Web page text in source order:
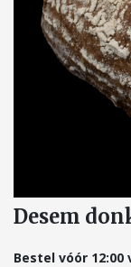
Desem
Bestel vóór